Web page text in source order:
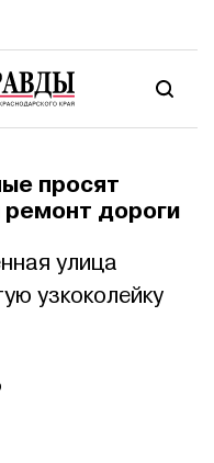
просят
ремонт дороги
улица
узкоколейку